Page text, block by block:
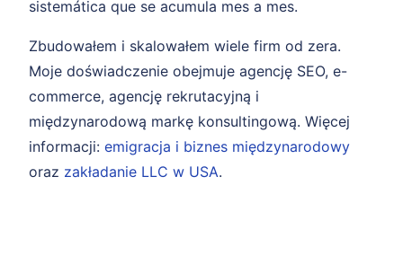
sistemática que se acumula mes a mes.
Zbudowałem i skalowałem wiele firm od zera.
Moje doświadczenie obejmuje agencję SEO, e-
commerce, agencję rekrutacyjną i
międzynarodową markę konsultingową. Więcej
informacji: emigracja i biznes międzynarodowy
oraz zakładanie LLC w USA.